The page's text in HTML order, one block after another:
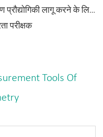
लागू करने के लिए कैसे?
परीक्षक
Tools Of